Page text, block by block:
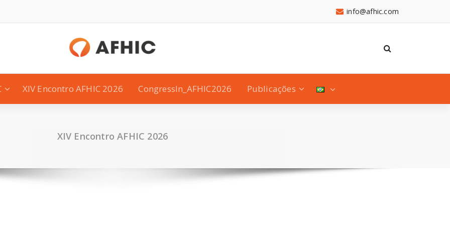
info@afhic.com
XIV Encontro AFHIC 2026 CongressIn_AFHIC2026 Publicações
XIV Encontro AFHIC 2026